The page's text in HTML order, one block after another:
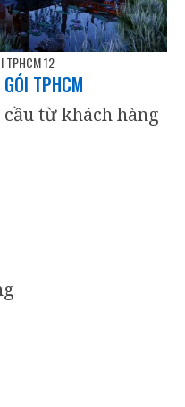
TPHCM 12
TPHCM
từ khách hàng